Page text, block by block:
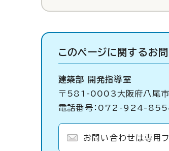
このページに関するお
建築部 開発指導室
〒581-0003大阪府八尾
電話番号：072-924-
お問い合わせは専用